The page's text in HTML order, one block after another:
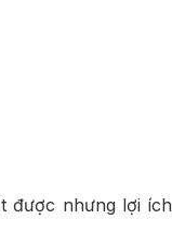
được nhưng lợi ích